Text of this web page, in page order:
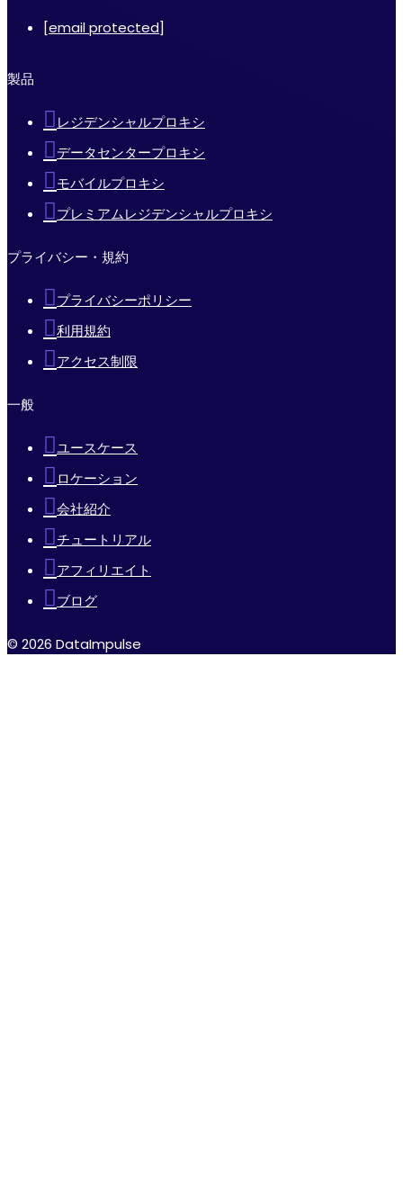
[email protected]
製品
レジデンシャルプロキシ
データセンタープロキシ
モバイルプロキシ
プレミアムレジデンシャルプロキシ
プライバシー・規約
プライバシーポリシー
利用規約
アクセス制限
一般
ユースケース
ロケーション
会社紹介
チュートリアル
アフィリエイト
ブログ
© 2026 DataImpulse